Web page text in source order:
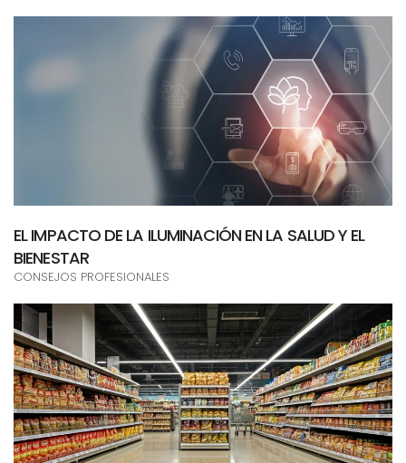
EL IMPACTO DE LA ILUMINACIÓN EN LA SALUD Y EL
BIENESTAR
CONSEJOS PROFESIONALES